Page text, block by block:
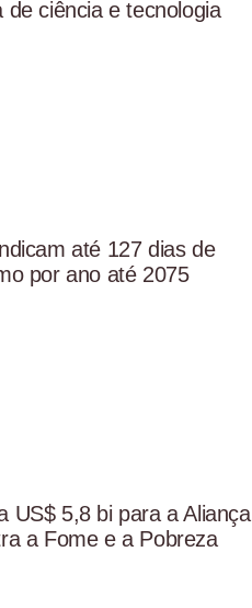
de ciência e tecnologia
até 127 dias de
por ano até 2075
US$ 5,8 bi para a Aliança
a Fome e a Pobreza